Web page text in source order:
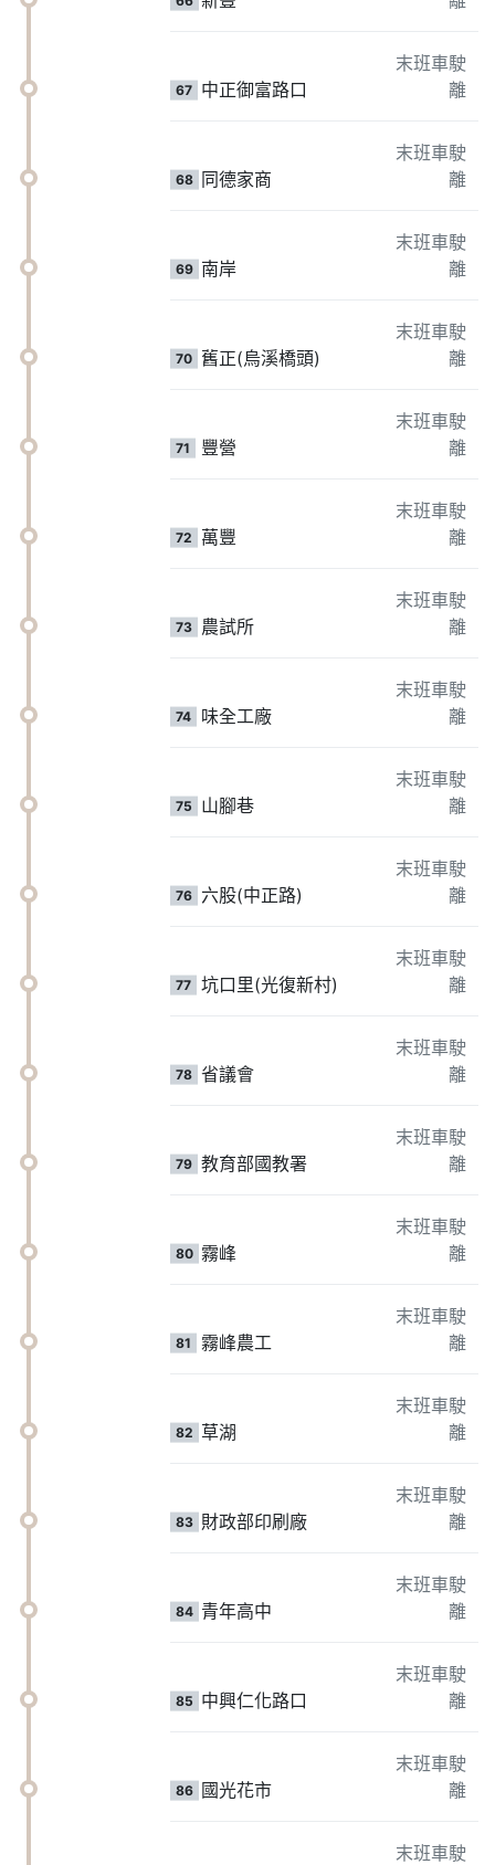
67 中正御富路口
末班車駛
離
68 同德家商
末班車駛
離
69 南岸
末班車駛
離
70 舊正(烏溪橋頭)
末班車駛
離
71 豐營
末班車駛
離
72 萬豐
末班車駛
離
73 農試所
末班車駛
離
74 味全工廠
末班車駛
離
75 山腳巷
末班車駛
離
76 六股(中正路)
末班車駛
離
77 坑口里(光復新村)
末班車駛
離
78 省議會
末班車駛
離
79 教育部國教署
末班車駛
離
80 霧峰
末班車駛
離
81 霧峰農工
末班車駛
離
82 草湖
末班車駛
離
83 財政部印刷廠
末班車駛
離
84 青年高中
末班車駛
離
85 中興仁化路口
末班車駛
離
86 國光花市
末班車駛
離
末班車駛